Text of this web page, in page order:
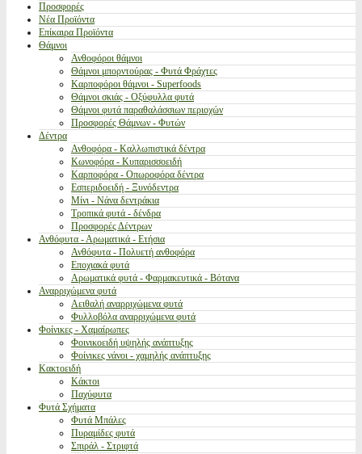
Προσφορές
Νέα Προϊόντα
Επίκαιρα Προϊόντα
Θάμνοι
Ανθοφόροι θάμνοι
Θάμνοι μπορντούρας - Φυτά Φράχτες
Καρποφόροι θάμνοι - Superfoods
Θάμνοι σκιάς - Οξύφυλλα φυτά
Θάμνοι φυτά παραθαλάσσιων περιοχών
Προσφορές Θάμνων - Φυτών
Δέντρα
Ανθοφόρα - Καλλωπιστικά δέντρα
Κωνοφόρα - Κυπαρισσοειδή
Καρποφόρα - Οπωροφόρα δέντρα
Εσπεριδοειδή - Ξυνόδεντρα
Μίνι - Νάνα δεντράκια
Τροπικά φυτά - δένδρα
Προσφορές Δέντρων
Ανθόφυτα - Αρωματικά - Ετήσια
Ανθόφυτα - Πολυετή ανθοφόρα
Εποχιακά φυτά
Αρωματικά φυτά - Φαρμακευτικά - Βότανα
Αναρριχώμενα φυτά
Αειθαλή αναρριχώμενα φυτά
Φυλλοβόλα αναρριχώμενα φυτά
Φοίνικες - Χαμαίρωπες
Φοινικοειδή υψηλής ανάπτυξης
Φοίνικες νάνοι - χαμηλής ανάπτυξης
Κακτοειδή
Κάκτοι
Παχύφυτα
Φυτά Σχήματα
Φυτά Μπάλες
Πυραμίδες φυτά
Σπιράλ - Στριφτά